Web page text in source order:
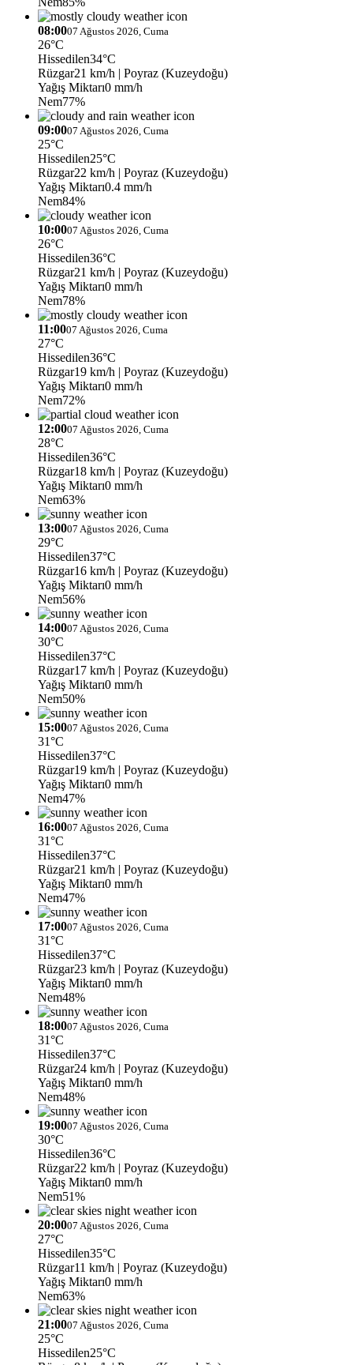
08:0007 Ağustos 2026, Cuma
26°C
Hissedilen34°C
Rüzgar21 km/h | Poyraz (Kuzeydoğu)
Yağış Miktarı0 mm/h
Nem77%
09:0007 Ağustos 2026, Cuma
25°C
Hissedilen25°C
Rüzgar22 km/h | Poyraz (Kuzeydoğu)
Yağış Miktarı0.4 mm/h
Nem84%
10:0007 Ağustos 2026, Cuma
26°C
Hissedilen36°C
Rüzgar21 km/h | Poyraz (Kuzeydoğu)
Yağış Miktarı0 mm/h
Nem78%
11:0007 Ağustos 2026, Cuma
27°C
Hissedilen36°C
Rüzgar19 km/h | Poyraz (Kuzeydoğu)
Yağış Miktarı0 mm/h
Nem72%
12:0007 Ağustos 2026, Cuma
28°C
Hissedilen36°C
Rüzgar18 km/h | Poyraz (Kuzeydoğu)
Yağış Miktarı0 mm/h
Nem63%
13:0007 Ağustos 2026, Cuma
29°C
Hissedilen37°C
Rüzgar16 km/h | Poyraz (Kuzeydoğu)
Yağış Miktarı0 mm/h
Nem56%
14:0007 Ağustos 2026, Cuma
30°C
Hissedilen37°C
Rüzgar17 km/h | Poyraz (Kuzeydoğu)
Yağış Miktarı0 mm/h
Nem50%
15:0007 Ağustos 2026, Cuma
31°C
Hissedilen37°C
Rüzgar19 km/h | Poyraz (Kuzeydoğu)
Yağış Miktarı0 mm/h
Nem47%
16:0007 Ağustos 2026, Cuma
31°C
Hissedilen37°C
Rüzgar21 km/h | Poyraz (Kuzeydoğu)
Yağış Miktarı0 mm/h
Nem47%
17:0007 Ağustos 2026, Cuma
31°C
Hissedilen37°C
Rüzgar23 km/h | Poyraz (Kuzeydoğu)
Yağış Miktarı0 mm/h
Nem48%
18:0007 Ağustos 2026, Cuma
31°C
Hissedilen37°C
Rüzgar24 km/h | Poyraz (Kuzeydoğu)
Yağış Miktarı0 mm/h
Nem48%
19:0007 Ağustos 2026, Cuma
30°C
Hissedilen36°C
Rüzgar22 km/h | Poyraz (Kuzeydoğu)
Yağış Miktarı0 mm/h
Nem51%
20:0007 Ağustos 2026, Cuma
27°C
Hissedilen35°C
Rüzgar11 km/h | Poyraz (Kuzeydoğu)
Yağış Miktarı0 mm/h
Nem63%
21:0007 Ağustos 2026, Cuma
25°C
Hissedilen25°C